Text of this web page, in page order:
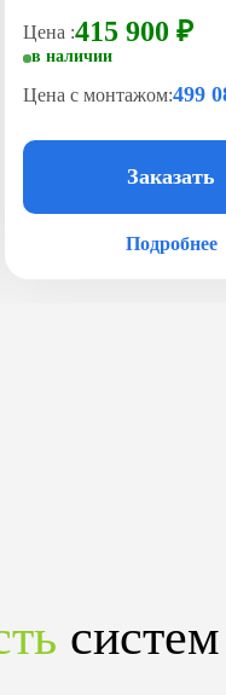
Цена :415 900 ₽
в наличии
Цена с монтажом:499
Заказать
Подробнее
систем